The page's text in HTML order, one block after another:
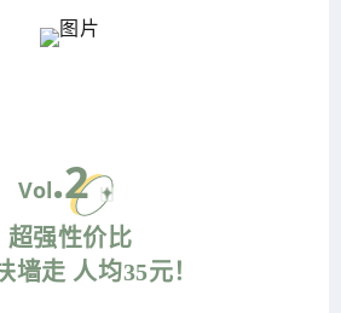
Vol.2
超强性价比
墙走 人均35元！